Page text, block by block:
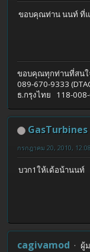
ขอบคุณท่าน นนท์ ที่แ
ขอบคุณทุกท่านที่สนใ
089-670-9333
ธ.กรุงไทย 118-
GasTurbines
กรกฎาคม 20, 2010,
บวก1ให้เด้อน้านนท์
cagivamod
ผู้